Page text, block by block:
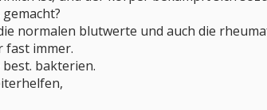
normalen blutwerte und auch die
fast immer.
bakterien.